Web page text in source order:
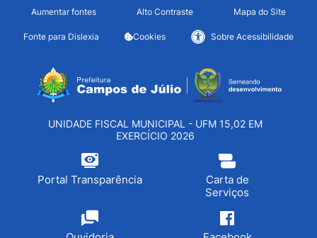
Seção de atalhos e links
Ir para o conteúdo [alt+1]
Ir para o menu [alt+2]
Ir para o rodapé [alt+4]
Aumentar fontes Alto Contraste Mapa do Site
Fonte para Dislexia Cookies Sobre Acessibilidade
Seção do menu principal
UNIDADE FISCAL MUNICIPAL - UFM 15,02 EM
EXERCÍCIO 2026
Portal Transparência
Carta de
Serviços